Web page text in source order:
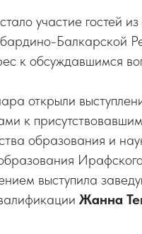
участие гостей
Балкарской
к обсуждавшимся
открыли
к
образования и
выступила
Жанна